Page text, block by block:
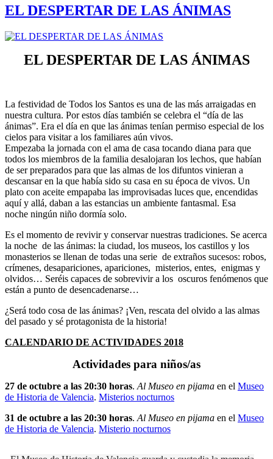
EL DESPERTAR DE LAS ÁNIMAS
EL DESPERTAR DE LAS ÁNIMAS
La festividad de Todos los Santos es una de las más arraigadas en
nuestra cultura. Por estos días también se celebra el “día de las
ánimas”. Era el día en que las ánimas tenían permiso especial de los
cielos para visitar a los familiares aún vivos.
Empezaba la jornada con el ama de casa tocando diana para que
todos los miembros de la familia desalojaran los lechos, que habían
de ser preparados para que las almas de los difuntos vinieran a
descansar en la que había sido su casa en su época de vivos. Un
plato con aceite empapaba las improvisadas luces que, encendidas
aquí y allá, daban a las estancias un ambiente fantasmal. Esa
noche ningún niño dormía solo.
Es el momento de revivir y conservar nuestras tradiciones. Se acerca
la noche de las ánimas: la ciudad, los museos, los castillos y los
monasterios se llenan de todas una serie de extraños sucesos: robos,
crímenes, desapariciones, apariciones, misterios, entes, enigmas y
olvidos… Seréis capaces de sobrevivir a los oscuros fenómenos que
están a punto de desencadenarse…
¿Será todo cosa de las ánimas? ¡Ven, rescata del olvido a las almas
del pasado y sé protagonista de la historia!
CALENDARIO DE ACTIVIDADES 2018
Actividades para niños/as
27 de octubre a las 20:30 horas. Al Museo en pijama en el Museo
de Historia de Valencia. Misterios nocturnos
31 de octubre a las 20:30 horas. Al Museo en pijama en el Museo
de Historia de Valencia. Misterio nocturnos